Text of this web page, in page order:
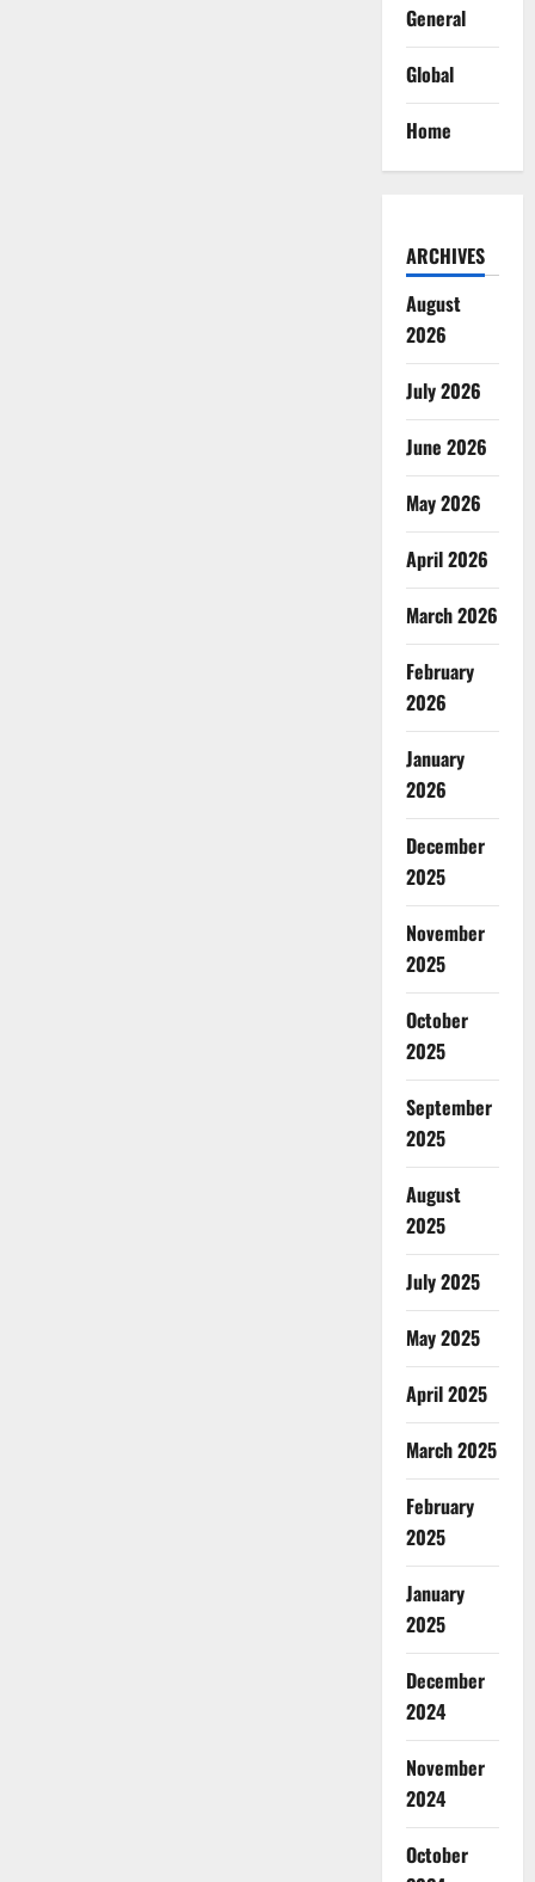
General
Global
Home
ARCHIVES
August
2026
July 2026
June 2026
May 2026
April 2026
March 2026
February
2026
January
2026
December
2025
November
2025
October
2025
September
2025
August
2025
July 2025
May 2025
April 2025
March 2025
February
2025
January
2025
December
2024
November
2024
October